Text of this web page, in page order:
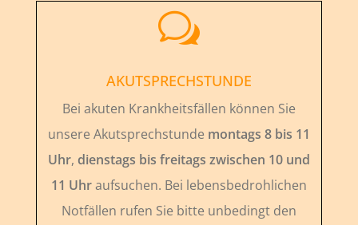
w
AKUTSPRECHSTUNDE
Bei akuten Krankheitsfällen können Sie
unsere Akutsprechstunde montags 8 bis 11
Uhr, dienstags bis freitags zwischen 10 und
11 Uhraufsuchen. Bei lebensbedrohlichen
Notfällen rufen Sie bitte unbedingt den